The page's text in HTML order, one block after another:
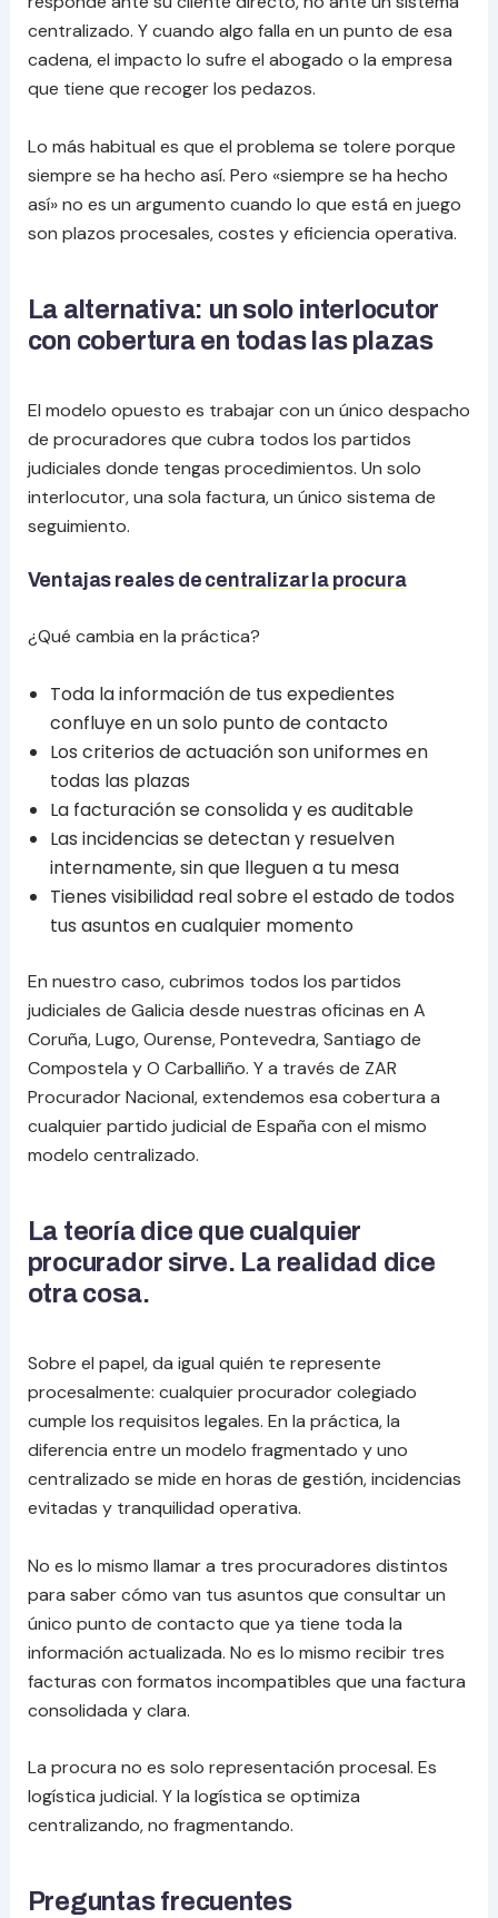
centralizado. Y cuando algo falla en un punto de esa
cadena, el impacto lo sufre el abogado o la empresa
que tiene que recoger los pedazos.
Lo más habitual es que el problema se tolere porque
siempre se ha hecho así. Pero «siempre se ha hecho
así» no es un argumento cuando lo que está en juego
son plazos procesales, costes y eficiencia operativa.
La alternativa: un solo interlocutor
con cobertura en todas las plazas
El modelo opuesto es trabajar con un único despacho
de procuradores que cubra todos los partidos
judiciales donde tengas procedimientos. Un solo
interlocutor, una sola factura, un único sistema de
seguimiento.
Ventajas reales de centralizar la procura
¿Qué cambia en la práctica?
Toda la información de tus expedientes
confluye en un solo punto de contacto
Los criterios de actuación son uniformes en
todas las plazas
La facturación se consolida y es auditable
Las incidencias se detectan y resuelven
internamente, sin que lleguen a tu mesa
Tienes visibilidad real sobre el estado de todos
tus asuntos en cualquier momento
En nuestro caso, cubrimos todos los partidos
judiciales de Galicia desde nuestras oficinas en A
Coruña, Lugo, Ourense, Pontevedra, Santiago de
Compostela y O Carballiño. Y a través de ZAR
Procurador Nacional, extendemos esa cobertura a
cualquier partido judicial de España con el mismo
modelo centralizado.
La teoría dice que cualquier
procurador sirve. La realidad dice
otra cosa.
Sobre el papel, da igual quién te represente
procesalmente: cualquier procurador colegiado
cumple los requisitos legales. En la práctica, la
diferencia entre un modelo fragmentado y uno
centralizado se mide en horas de gestión, incidencias
evitadas y tranquilidad operativa.
No es lo mismo llamar a tres procuradores distintos
para saber cómo van tus asuntos que consultar un
único punto de contacto que ya tiene toda la
información actualizada. No es lo mismo recibir tres
facturas con formatos incompatibles que una factura
consolidada y clara.
La procura no es solo representación procesal. Es
logística judicial. Y la logística se optimiza
centralizando, no fragmentando.
Preguntas frecuentes